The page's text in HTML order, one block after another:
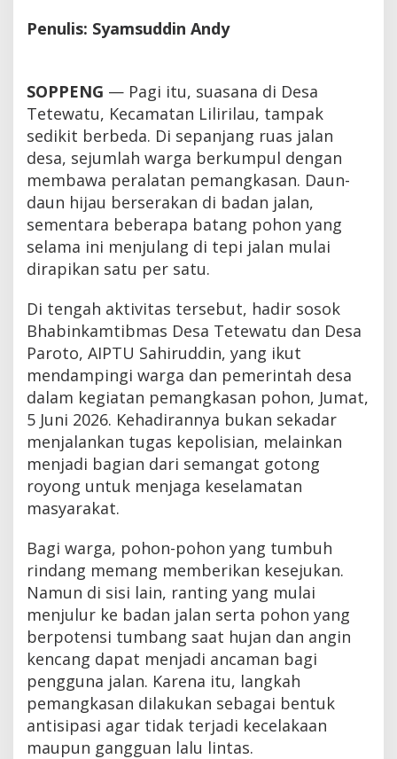
Penulis: Syamsuddin Andy
SOPPENG — Pagi itu, suasana di Desa
Tetewatu, Kecamatan Lilirilau, tampak
sedikit berbeda. Di sepanjang ruas jalan
desa, sejumlah warga berkumpul dengan
membawa peralatan pemangkasan. Daun-
daun hijau berserakan di badan jalan,
sementara beberapa batang pohon yang
selama ini menjulang di tepi jalan mulai
dirapikan satu per satu.
Di tengah aktivitas tersebut, hadir sosok
Bhabinkamtibmas Desa Tetewatu dan Desa
Paroto, AIPTU Sahiruddin, yang ikut
mendampingi warga dan pemerintah desa
dalam kegiatan pemangkasan pohon, Jumat,
5 Juni 2026. Kehadirannya bukan sekadar
menjalankan tugas kepolisian, melainkan
menjadi bagian dari semangat gotong
royong untuk menjaga keselamatan
masyarakat.
Bagi warga, pohon-pohon yang tumbuh
rindang memang memberikan kesejukan.
Namun di sisi lain, ranting yang mulai
menjulur ke badan jalan serta pohon yang
berpotensi tumbang saat hujan dan angin
kencang dapat menjadi ancaman bagi
pengguna jalan. Karena itu, langkah
pemangkasan dilakukan sebagai bentuk
antisipasi agar tidak terjadi kecelakaan
maupun gangguan lalu lintas.